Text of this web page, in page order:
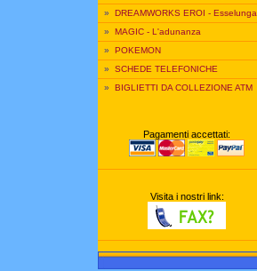
» DREAMWORKS EROI - Esselunga
» MAGIC - L'adunanza
» POKEMON
» SCHEDE TELEFONICHE
» BIGLIETTI DA COLLEZIONE ATM
Pagamenti accettati:
Visita i nostri link: